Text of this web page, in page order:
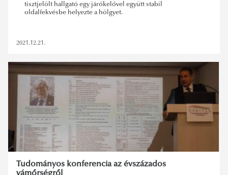
tisztjelölt hallgató egy járókelővel együtt stabil
oldalfekvésbe helyezte a hölgyet.
2021.12.21.
Tudományos konferencia az évszázados